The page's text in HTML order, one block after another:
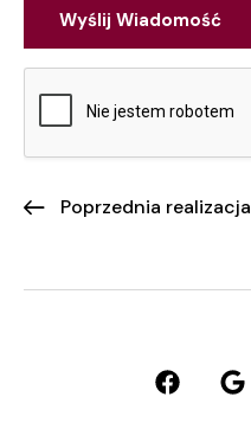
Poprzednia realizacja